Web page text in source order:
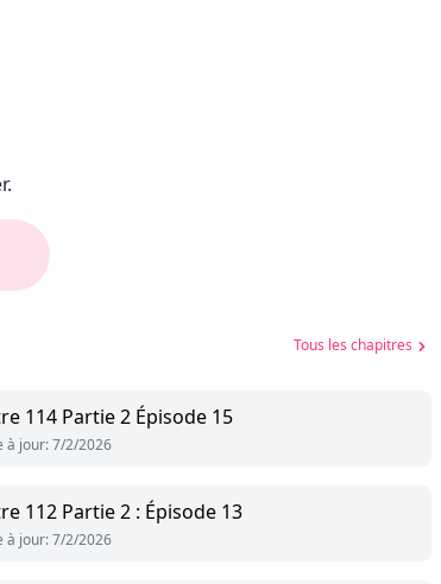
Tous les chapitres
114 Partie 2 Épisode 15
à jour:7/2/2026
112 Partie 2 : Épisode 13
à jour:7/2/2026